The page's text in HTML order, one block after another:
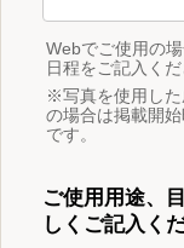
Webでご使用の
日程をご記入くだ
※写真を使用した
の場合は掲載開
です。
ご使用用途、
しくご記入く